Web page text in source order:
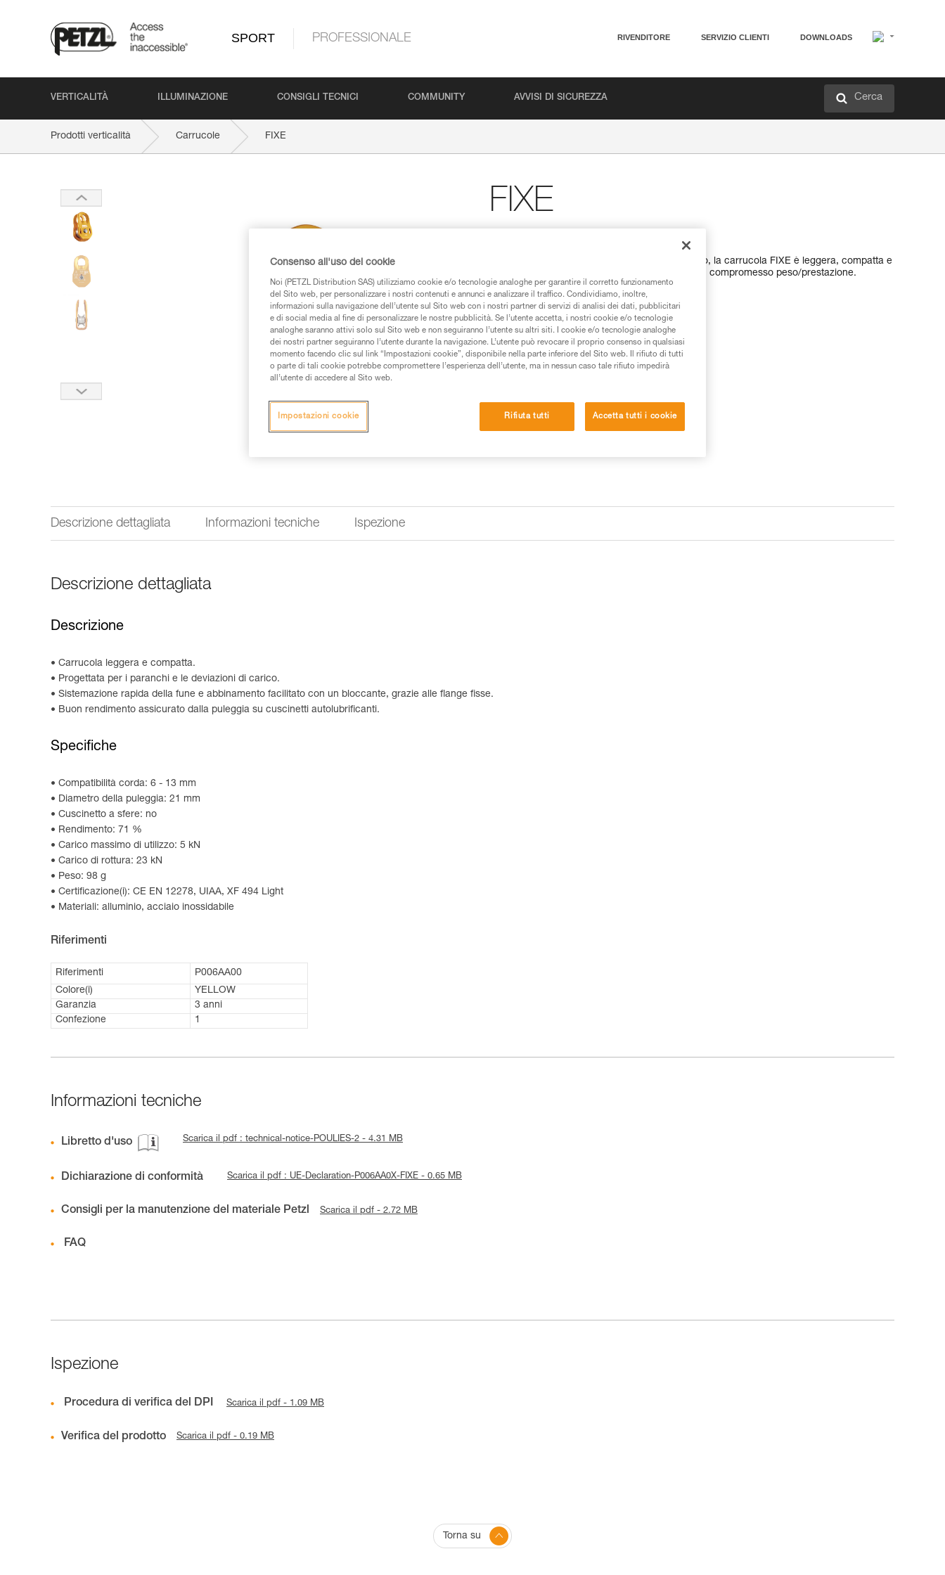
SPORT PROFESSIONALE RIVENDITORE SERVIZIO CLIENTI DOWNLOADS
VERTICALITÀ ILLUMINAZIONE CONSIGLI TECNICI COMMUNITY AVVISI DI SICUREZZA Cerca
Prodotti verticalità Carrucole FIXE
FIXE
Carrucola semplice a flange fisse
Progettata per i paranchi e le deviazioni di carico, la carrucola FIXE è leggera, compatta e
s’installa rapidamente sulla corda. Offre un buon compromesso peso/prestazione.
Trova un rivenditore
Descrizione dettagliata Informazioni tecniche Ispezione
Descrizione dettagliata
Descrizione
Carrucola leggera e compatta.
Progettata per i paranchi e le deviazioni di carico.
Sistemazione rapida della fune e abbinamento facilitato con un bloccante, grazie alle flange fisse.
Buon rendimento assicurato dalla puleggia su cuscinetti autolubrificanti.
Specifiche
Compatibilità corda: 6 - 13 mm
Diametro della puleggia: 21 mm
Cuscinetto a sfere: no
Rendimento: 71 %
Carico massimo di utilizzo: 5 kN
Carico di rottura: 23 kN
Peso: 98 g
Certificazione(i): CE EN 12278, UIAA, XF 494 Light
Materiali: alluminio, acciaio inossidabile
Riferimenti
Riferimenti
P006AA00
Colore(i)
YELLOW
Garanzia
3 anni
Confezione
1
Informazioni tecniche
Libretto d'uso Scarica il pdf : technical-notice-POULIES-2 - 4.31 MB
Dichiarazione di conformità Scarica il pdf : UE-Declaration-P006AA0X-FIXE - 0.65 MB
Consigli per la manutenzione del materiale Petzl Scarica il pdf - 2.72 MB
FAQ
Ispezione
Procedura di verifica del DPI Scarica il pdf - 1.09 MB
Verifica del prodotto Scarica il pdf - 0.19 MB
Torna su
Consenso all'uso dei cookie
Noi (PETZL Distribution SAS) utilizziamo cookie e/o tecnologie analoghe per garantire il corretto funzionamento
del Sito web, per personalizzare i nostri contenuti e annunci e analizzare il traffico. Condividiamo, inoltre,
informazioni sulla navigazione dell’utente sul Sito web con i nostri partner di servizi di analisi dei dati, pubblicitari
e di social media al fine di personalizzare le nostre pubblicità. Se l’utente accetta, i nostri cookie e/o tecnologie
analoghe saranno attivi solo sul Sito web e non seguiranno l’utente su altri siti. I cookie e/o tecnologie analoghe
dei nostri partner seguiranno l’utente durante la navigazione. L’utente può revocare il proprio consenso in qualsiasi
momento facendo clic sul link “Impostazioni cookie”, disponibile nella parte inferiore del Sito web. Il rifiuto di tutti
o parte di tali cookie potrebbe compromettere l’esperienza dell’utente, ma in nessun caso tale rifiuto impedirà
all’utente di accedere al Sito web.
Rifiuta tutti Accetta tutti i cookie
Impostazioni cookie